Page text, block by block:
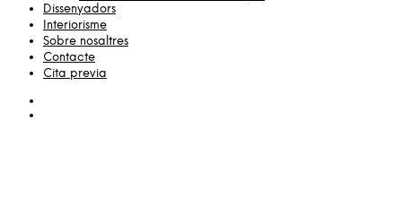
Dissenyadors
Interiorisme
Sobre nosaltres
Contacte
Cita previa